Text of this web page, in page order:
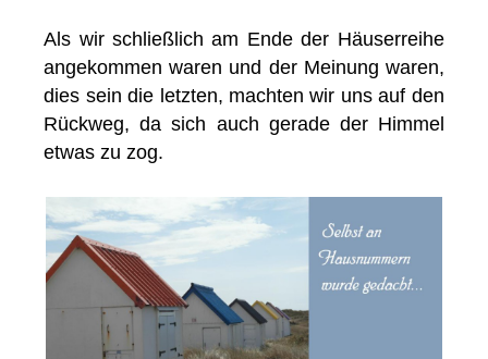
Als wir schließlich am Ende der Häuserreihe
angekommen waren und der Meinung waren,
dies sein die letzten, machten wir uns auf den
Rückweg, da sich auch gerade der Himmel
etwas zu zog.